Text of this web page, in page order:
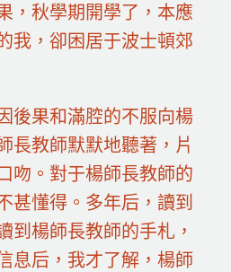
，秋學期開學了，本應
我，卻困居于波士頓郊
後果和滿腔的不服向楊
長教師默默地聽著，片
吻。對于楊師長教師的
甚懂得。多年后，讀到
到楊師長教師的手札，
息后，我才了解，楊師